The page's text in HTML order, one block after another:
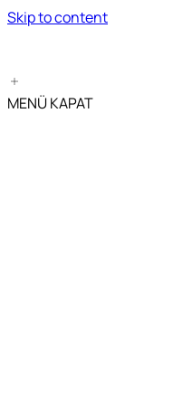
Skip to content
MENÜKAPAT